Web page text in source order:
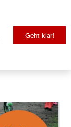
Geht klar!